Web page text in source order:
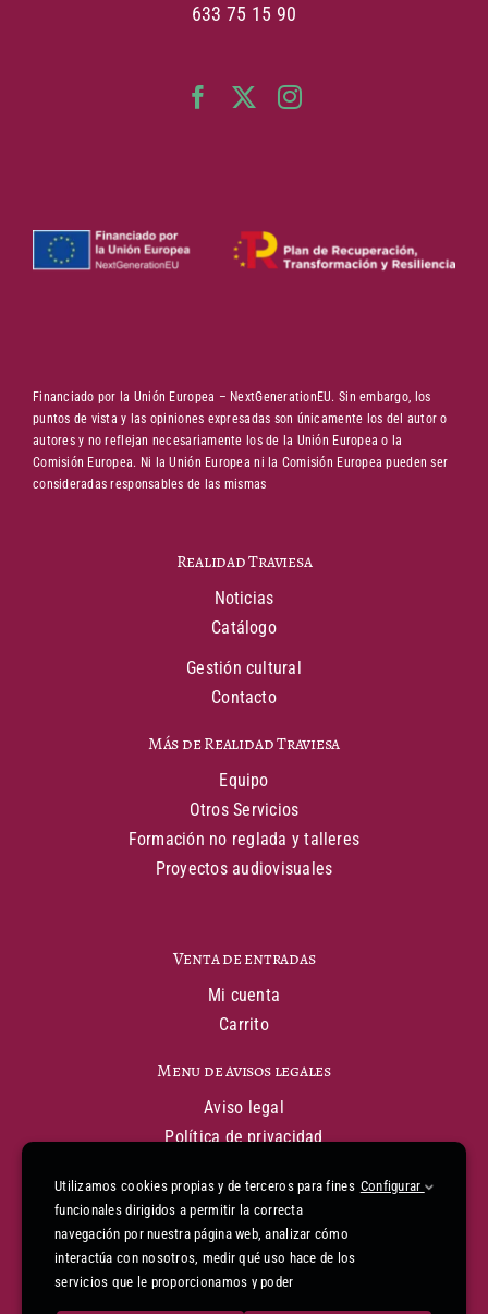
Realidad Traviesa
Noticias
Catálogo
Gestión cultural
Contacto
Más de Realidad Traviesa
Equipo
Otros Servicios
Formación no reglada y talleres
Proyectos audiovisuales
633 75 15 90
Venta de entradas
Mi cuenta
Carrito
Menu de avisos legales
Aviso legal
Política de privacidad
Condiciones generales de venta
Declaración de financiación
Informe de accesibilidad
Mapa web
Financiado por la Unión Europea – NextGenerationEU. Sin embargo, los
puntos de vista y las opiniones expresadas son únicamente los del autor o
autores y no reflejan necesariamente los de la Unión Europea o la
Comisión Europea. Ni la Unión Europea ni la Comisión Europea pueden ser
consideradas responsables de las mismas
Utilizamos cookies propias y de terceros para fines
funcionales dirigidos a permitir la correcta
navegación por nuestra página web, analizar cómo
interactúa con nosotros, medir qué uso hace de los
servicios que le proporcionamos y poder
Configurar